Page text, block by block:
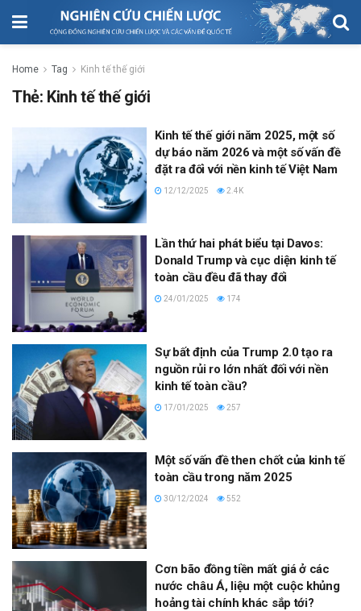
Home Tag Kinh tế thế giới
Thẻ: Kinh tế thế giới
Kinh tế thế giới năm 2025, một số
dự báo năm 2026 và một số vấn đề
đặt ra đối với nền kinh tế Việt Nam
12/12/2025 2.4K
Lần thứ hai phát biểu tại Davos:
Donald Trump và cục diện kinh tế
toàn cầu đều đã thay đổi
24/01/2025 174
Sự bất định của Trump 2.0 tạo ra
nguồn rủi ro lớn nhất đối với nền
kinh tế toàn cầu?
17/01/2025 257
Một số vấn đề then chốt của kinh tế
toàn cầu trong năm 2025
30/12/2024 552
Cơn bão đồng tiền mất giá ở các
nước châu Á, liệu một cuộc khủng
hoảng tài chính khác sắp tới?